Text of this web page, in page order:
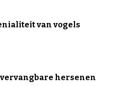
van vogels
hersenen